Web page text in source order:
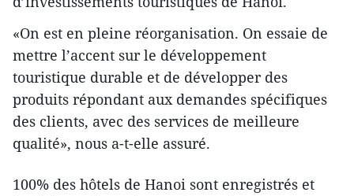
«On est en pleine réorganisation. On essaie de
mettre l’accent sur le développement
touristique durable et de développer des
produits répondant aux demandes spécifiques
des clients, avec des services de meilleure
qualité», nous a-t-elle assuré.
100% des hôtels de Hanoi sont enregistrés et